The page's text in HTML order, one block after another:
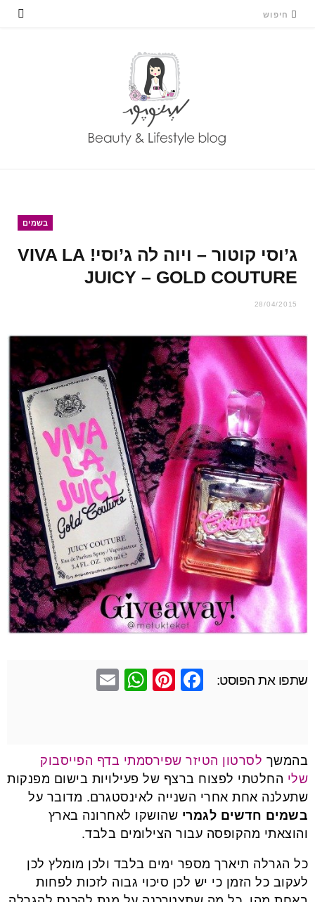
בשמים
ג’וסי קוטור – ויוה לה ג’וסי! VIVA LA
JUICY – GOLD COUTURE
28/04/2015
שתפו את הפוסט:
F
b
o
o
k
Pi
st
W
A
p
p
בהמשך לסרטון הטיזר שפירסמתי בדף הפייסבוק
שלי החלטתי לפצוח ברצף של פעילויות בישום מפנקות
שתעלנה אחת אחרי השנייה לאינסטגרם. מדובר על
בשמים חדשים לגמרי שהושקו לאחרונה בארץ
והוצאתי מהקופסה עבור הצילומים בלבד.
כל הגרלה תיארך מספר ימים בלבד ולכן מומלץ לכן
לעקוב כל הזמן כי יש לכן סיכוי גבוה לזכות לפחות